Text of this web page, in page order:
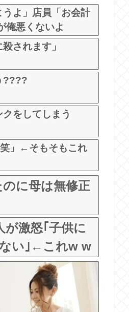
e
うよ」店員「お会計
俺悪くないよ
されます」
????
をしてしまう
笑」←そもそもこれ
のに母は無修正
が激怒｢子供に
ない｣←これw w